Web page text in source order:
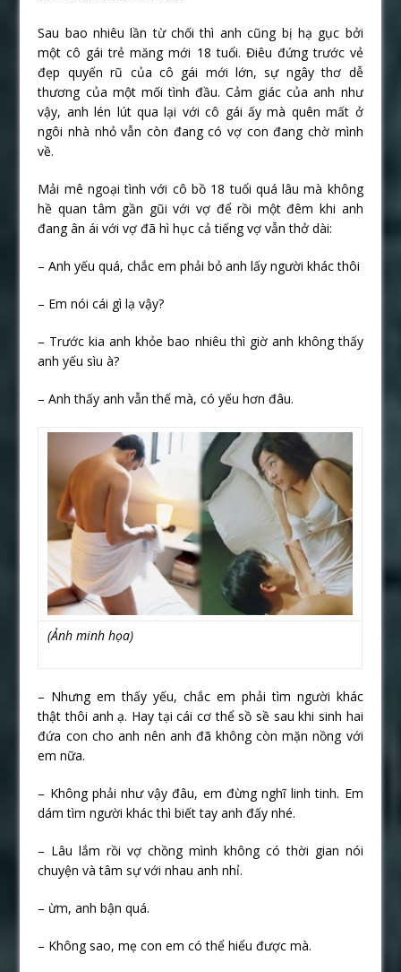
Sau bao nhiêu lần từ chối thì anh cũng bị hạ gục bởi
một cô gái trẻ măng mới 18 tuổi. Điêu đứng trước vẻ
đẹp quyến rũ của cô gái mới lớn, sự ngây thơ dễ
thương của một mối tình đầu. Cảm giác của anh như
vậy, anh lén lút qua lại với cô gái ấy mà quên mất ở
ngôi nhà nhỏ vẫn còn đang có vợ con đang chờ mình
về.
Mải mê ngoại tình với cô bồ 18 tuổi quá lâu mà không
hề quan tâm gần gũi với vợ để rồi một đêm khi anh
đang ân ái với vợ đã hì hục cả tiếng vợ vẫn thở dài:
– Anh yếu quá, chắc em phải bỏ anh lấy người khác thôi
– Em nói cái gì lạ vậy?
– Trước kia anh khỏe bao nhiêu thì giờ anh không thấy
anh yếu sìu à?
– Anh thấy anh vẫn thế mà, có yếu hơn đâu.
(Ảnh minh họa)
– Nhưng em thấy yếu, chắc em phải tìm người khác
thật thôi anh ạ. Hay tại cái cơ thể sồ sề sau khi sinh hai
đứa con cho anh nên anh đã không còn mặn nồng với
em nữa.
– Không phải như vậy đâu, em đừng nghĩ linh tinh. Em
dám tìm người khác thì biết tay anh đấy nhé.
– Lâu lắm rồi vợ chồng mình không có thời gian nói
chuyện và tâm sự với nhau anh nhỉ.
– ừm, anh bận quá.
– Không sao, mẹ con em có thể hiểu được mà.